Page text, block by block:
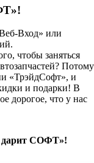
Вход» или
чтобы заняться
Потому
«ТрэйдСофт», и
и подарки! В
дорогое, что у нас
дарит СОФТ»!